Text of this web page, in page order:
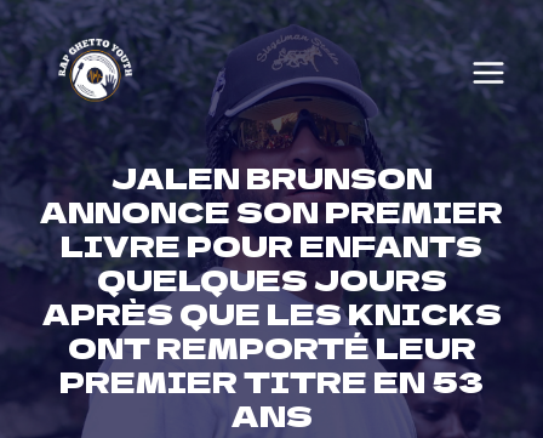
Skip
to
content
JALEN BRUNSON
ANNONCE SON PREMIER
LIVRE POUR ENFANTS
QUELQUES JOURS
APRÈS QUE LES KNICKS
ONT REMPORTÉ LEUR
PREMIER TITRE EN 53
ANS